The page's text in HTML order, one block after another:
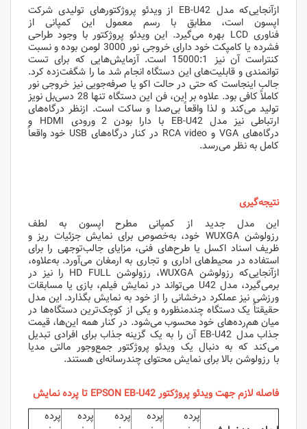
ازآنجایی‌که مدل EB-U42 از ویدئو پروژکتورهای تولیدی شرکت
اپسون است، مطابق با رسم معمول این کمپانی از
فناوری LCD بهره می‌گیرد. این ویدئو پروژکتور با وجود طراحی
فشرده یا کامپکت خود دارای خروجی نور 3000 لومن بوده و نسبت
کنتراست آن نیز 15000:1 است. آزمایش‌هایی که برای تست
توانمندی و قابلیت‌های این دستگاه انجام شد ما را شگفت‌زده کرد.
جالب اینجاست که حتی در حالت اکو یا صرفه‌جویی نیز خروجی نور
کاملاً کافی بود. علاوه بر این، فن این دستگاه تنها 28 دسی‌بل نویز
تولید می‌کند و لذا واقعاً بی‌صدا و ساکت است. ازنظر درگاه‌های
ارتباطی نیز مدل EB-U42 با دارا بودن 2 ورودی HDMI و
درگاه‌های VGA و RCA video در کنار درگاه‌های USB خود واقعاً
کامل به نظر می‌رسد.
نتیجه‌گیری
این مدل جدید از کمپانی مطرح اپسون به لطف
رزولوشن WUXGA خود، به‌خصوص برای نمایش جزئیات ریز و
ظریف اسناد اکسل یا طرح‌های فنی، مزایای جالب‌توجهی را برای
استفاده در محیط‌های اداری و تجاری به ارمغان می‌آورد. به‌علاوه،
ازآنجایی‌که رزولوشن WUXGA، رزولوشن HD FULL را نیز در
برمی‌گیرد، مدل U42 می‌تواند در نمایش فیلم، بازی یا مسابقات
ورزشی نیز عملکرد درخشانی را از خود به نمایش بگذارد. این مدل
حقیقتاً یک دستگاه چندمنظوره و یکی از کوچک‌ترین دستگاه‌ها در
میان هم‌رده‌های خود محسوب می‌شود. در کنار همه این‌ها، قیمت
جذاب مدل EB-U42 آن را به یک گزینه جذاب برای افرادی تبدیل
می‌کند که به دنبال یک ویدئو پروژکتور جمع‌وجور مالتی مدیا
با رزولوشن بالا برای نمایش محتوای چندرسانه‌ای هستند.
فاصله لازم جهت ویدئو پروژکتور EPSON EB-U42 تا پرده نمایش
پرده
پرده
پرده
پرده
پرده